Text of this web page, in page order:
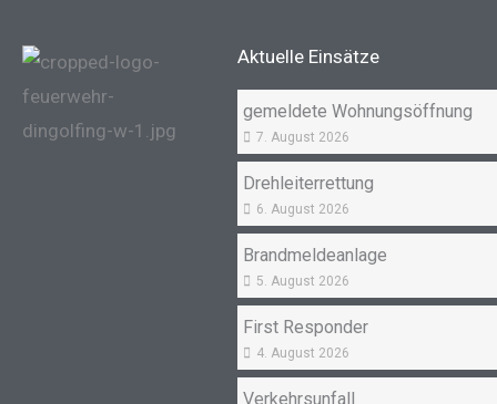
Aktuelle Einsätze
gemeldete Wohnungsöffnung
7. August 2026
Drehleiterrettung
6. August 2026
Brandmeldeanlage
5. August 2026
First Responder
4. August 2026
Verkehrsunfall